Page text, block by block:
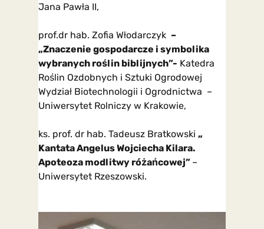
Jana Pawła II,
prof.dr hab. Zofia Włodarczyk –
„Znaczenie gospodarcze i symbolika
wybranych roślin biblijnych”- Katedra
Roślin Ozdobnych i Sztuki Ogrodowej
Wydział Biotechnologii i Ogrodnictwa –
Uniwersytet Rolniczy w Krakowie,
ks. prof. dr hab. Tadeusz Bratkowski „
Kantata Angelus Wojciecha Kilara.
Apoteoza modlitwy różańcowej” –
Uniwersytet Rzeszowski.